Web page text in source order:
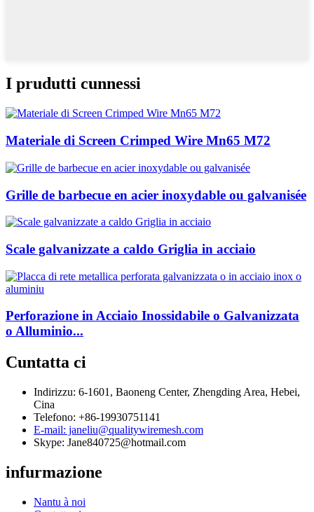
I prudutti cunnessi
Materiale di Screen Crimped Wire Mn65 M72
Grille de barbecue en acier inoxydable ou galvanisée
Scale galvanizzate a caldo Griglia in acciaio
Perforazione in Acciaio Inossidabile o Galvanizzata
o Alluminio...
Cuntatta ci
Indirizzu: 6-1601, Baoneng Center, Zhengding Area, Hebei,
Cina
Telefono: +86-19930751141
E-mail: janeliu@qualitywiremesh.com
Skype: Jane840725@hotmail.com
infurmazione
Nantu à noi